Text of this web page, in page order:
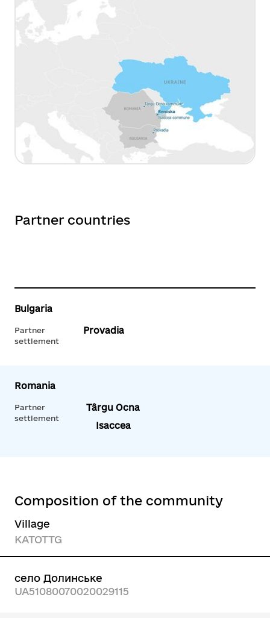
Partner countries
Bulgaria
Partner
settlement
Provadia
Romania
Partner
settlement
Târgu Ocna
Isaccea
Composition of the community
Village
KATOTTG
село Долинське
UA51080070020029115